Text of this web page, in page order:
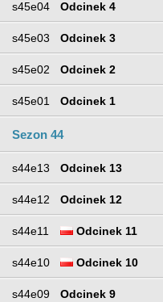
s45e04 Odcinek 4
s45e03 Odcinek 3
s45e02 Odcinek 2
s45e01 Odcinek 1
Sezon 44
s44e13 Odcinek 13
s44e12 Odcinek 12
s44e11 Odcinek 11
s44e10 Odcinek 10
s44e09 Odcinek 9